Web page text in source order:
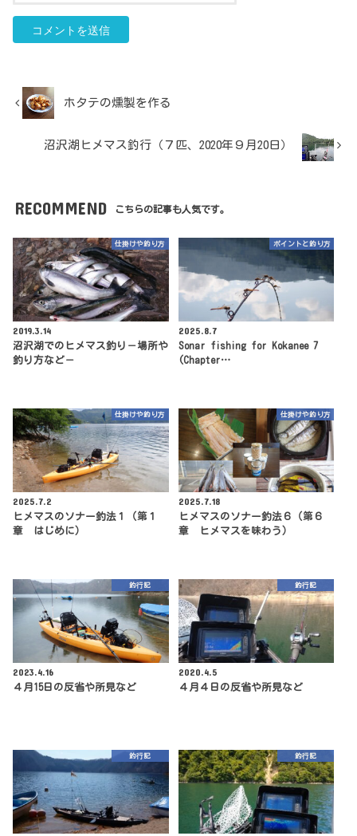
ホタテの燻製を作る
沼沢湖ヒメマス釣行（７匹、2020年９月20日）
RECOMMEND こちらの記事も人気です。
仕掛けや釣り方
2019.3.14
沼沢湖でのヒメマス釣り－場所や
釣り方など－
ポイントと釣り方
2025.8.7
Sonar fishing for Kokanee 7
(Chapter…
仕掛けや釣り方
2025.7.2
ヒメマスのソナー釣法１（第１
章 はじめに）
仕掛けや釣り方
2025.7.18
ヒメマスのソナー釣法６（第６
章 ヒメマスを味わう）
釣行記
2023.4.16
４月15日の反省や所見など
釣行記
2020.4.5
４月４日の反省や所見など
釣行記 釣行記